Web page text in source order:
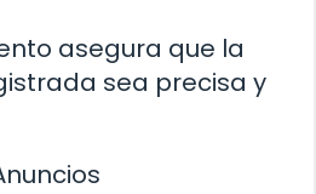
asegura que la
sea precisa y